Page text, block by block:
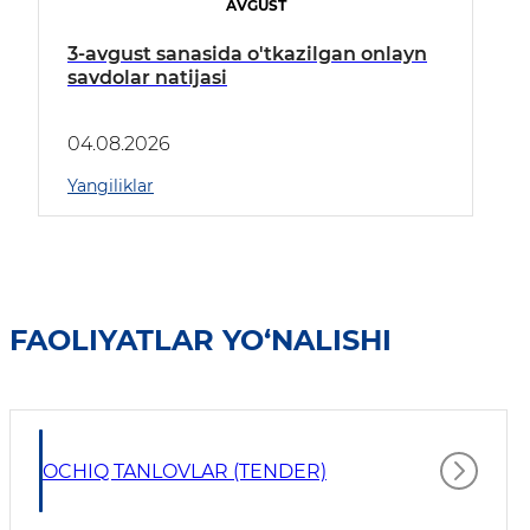
AVGUST
3-avgust sanasida o'tkazilgan onlayn
savdolar natijasi
04.08.2026
Yangiliklar
FAOLIYATLAR YO‘NALISHI
OCHIQ TANLOVLAR (TENDER)